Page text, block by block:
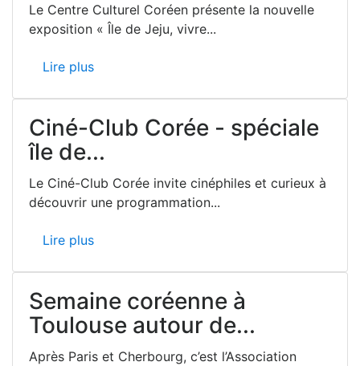
Le Centre Culturel Coréen présente la nouvelle
exposition « Île de Jeju, vivre...
Lire plus
Ciné-Club Corée - spéciale
île de...
Le Ciné-Club Corée invite cinéphiles et curieux à
découvrir une programmation...
Lire plus
Semaine coréenne à
Toulouse autour de...
Après Paris et Cherbourg, c’est l’Association